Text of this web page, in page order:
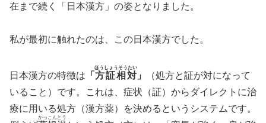
在まで続く「日本漢方」の姿となりました。
私が最初に触れたのは、この日本漢方でした。
日本漢方の特徴は 「 方証相対
ほうしょうそうたい
」
（処方と証が対になって
いること）です。これは、症状（証）からダイレクトに治
療に用いる処方（漢方薬）を決めるというシステムです。
かっこんとう